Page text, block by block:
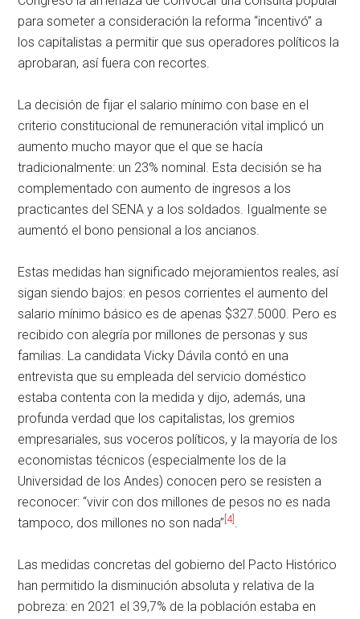
para someter a consideración la reforma “incentivó” a
los capitalistas a permitir que sus operadores políticos la
aprobaran, así fuera con recortes.
La decisión de fijar el salario mínimo con base en el
criterio constitucional de remuneración vital implicó un
aumento mucho mayor que el que se hacía
tradicionalmente: un 23% nominal. Esta decisión se ha
complementado con aumento de ingresos a los
practicantes del SENA y a los soldados. Igualmente se
aumentó el bono pensional a los ancianos.
Estas medidas han significado mejoramientos reales, así
sigan siendo bajos: en pesos corrientes el aumento del
salario mínimo básico es de apenas $327.5000. Pero es
recibido con alegría por millones de personas y sus
familias. La candidata Vicky Dávila contó en una
entrevista que su empleada del servicio doméstico
estaba contenta con la medida y dijo, además, una
profunda verdad que los capitalistas, los gremios
empresariales, sus voceros políticos, y la mayoría de los
economistas técnicos (especialmente los de la
Universidad de los Andes) conocen pero se resisten a
reconocer: “vivir con dos millones de pesos no es nada
tampoco, dos millones no son nada” [4] .
Las medidas concretas del gobierno del Pacto Histórico
han permitido la disminución absoluta y relativa de la
pobreza: en 2021 el 39,7% de la población estaba en